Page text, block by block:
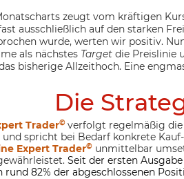
zeugt vom kräftigen
ausschließlich auf den starken
wurde, werten wir positiv.
als nächstes Target die Preislinie
bisherige Allzeithoch. Eine
Die
Trader© verfolgt regelmäßig
spricht bei Bedarf konkrete
Expert Trader© unmittelbar
Seit der ersten Ausgabe
rund 82% der abgeschlossenen